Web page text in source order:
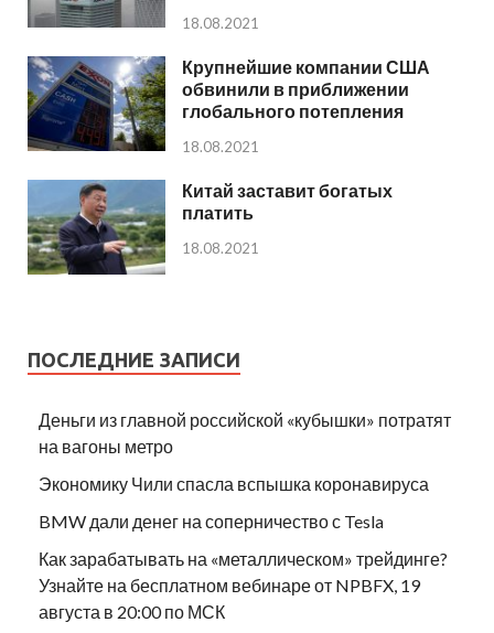
18.08.2021
Крупнейшие компании США
обвинили в приближении
глобального потепления
18.08.2021
Китай заставит богатых
платить
18.08.2021
ПОСЛЕДНИЕ ЗАПИСИ
Деньги из главной российской «кубышки» потратят
на вагоны метро
Экономику Чили спасла вспышка коронавируса
BMW дали денег на соперничество с Tesla
Как зарабатывать на «металлическом» трейдинге?
Узнайте на бесплатном вебинаре от NPBFX, 19
августа в 20:00 по МСК